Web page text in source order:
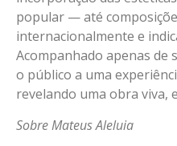
popular — até
internacionalmente e
Acompanhado apenas de
o público a uma
revelando uma obra viva,
Sobre Mateus Aleluia